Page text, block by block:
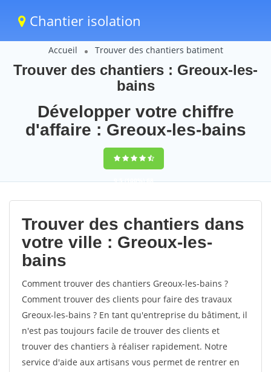
Chantier isolation
Accueil Trouver des chantiers batiment
Trouver des chantiers : Greoux-les-
bains
Développer votre chiffre
d'affaire : Greoux-les-bains
9,5(100%)68
votes
Trouver des chantiers dans
votre ville : Greoux-les-
bains
Comment trouver des chantiers Greoux-les-bains ?
Comment trouver des clients pour faire des travaux
Greoux-les-bains ? En tant qu'entreprise du bâtiment, il
n'est pas toujours facile de trouver des clients et
trouver des chantiers à réaliser rapidement. Notre
service d'aide aux artisans vous permet de rentrer en